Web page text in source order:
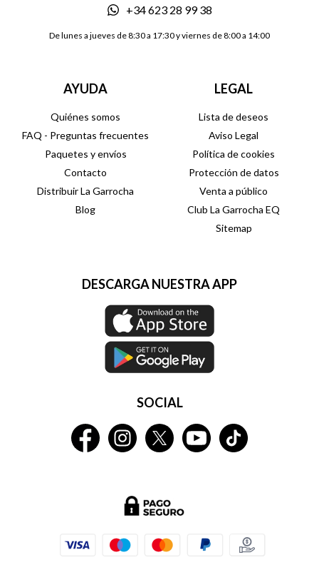
+34 623 28 99 38
De lunes a jueves de 8:30 a 17:30 y viernes de 8:00 a 14:00
AYUDA
Quiénes somos
FAQ - Preguntas frecuentes
Paquetes y envíos
Contacto
Distribuir La Garrocha
Blog
LEGAL
Lista de deseos
Aviso Legal
Política de cookies
Protección de datos
Venta a público
Club La Garrocha EQ
Sitemap
DESCARGA NUESTRA APP
SOCIAL